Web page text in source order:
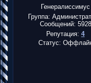
Генералиссимус
Группа:
Сообщений: 5928
Репутация: 4
Статус: